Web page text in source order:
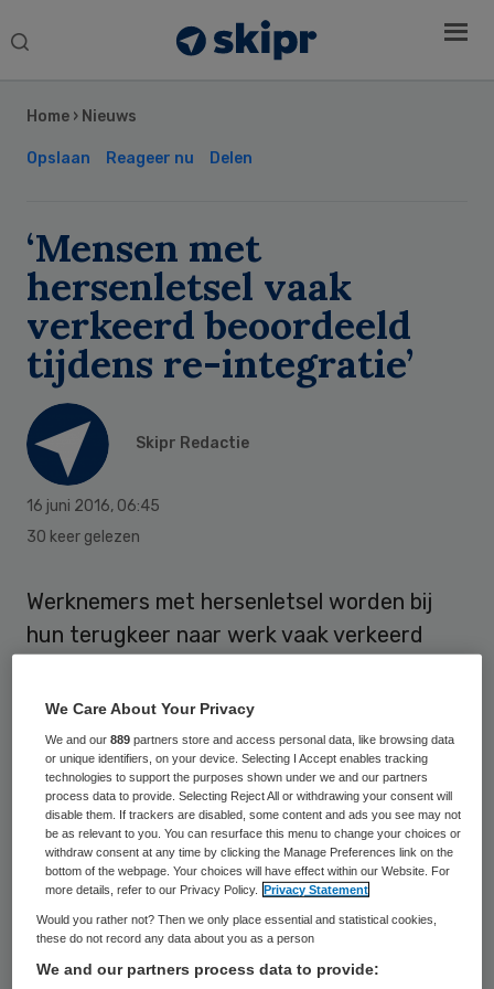
Search
Home › Nieuws
Opslaan Reageer nu Delen
‘Mensen met
hersenletsel vaak
verkeerd beoordeeld
tijdens re-integratie’
Skipr Redactie
16 juni 2016, 06:45
30 keer gelezen
Werknemers met hersenletsel worden bij
hun terugkeer naar werk vaak verkeerd
UWV. Ze worden overschat omdat er aan
de buitenkant niets te zien is, blijkt uit
gegevens van de Hersenstichting.
Dit leidt tot onbegrip voor de situatie van
de patiënt. Speciaal voor werknemers met
hersenletsel, hun werkgevers en
professionals zoals bedrijfsartsen heeft de
Sidebar
We Care About Your Privacy
We and our889 partners store and access personal data, like browsing data
or unique identifiers, on your device. Selecting I Accept enables tracking
technologies to support the purposes shown under we and our partners
process data to provide. Selecting Reject All or withdrawing your consent will
disable them. If trackers are disabled, some content and ads you see may not
be as relevant to you. You can resurface this menu to change your choices or
withdraw consent at any time by clicking the Manage Preferences link on the
bottom of the webpage. Your choices will have effect within our Website. For
more details, refer to our Privacy Policy.
Privacy Statement
Would you rather not? Then we only place essential and statistical cookies,
these do not record any data about you as a person
We and our partners process data to provide: